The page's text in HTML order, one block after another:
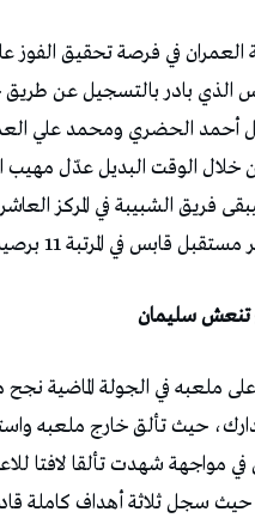
العمران في فرصة تحقيق الفوز
الذي بادر بالتسجيل عن
أحمد الحضري ومحمد علي
خلال الوقت البديل عدّل مهيب
قابس في المرتبة 11 برصيد 13 نقطة.
تنعش سليمان
ملعبه في الجولة الماضية
حيث تألق خارج ملعبه
في مواجهة شهدت تألقا لافتا
سجل ثلاثة أهداف كاملة